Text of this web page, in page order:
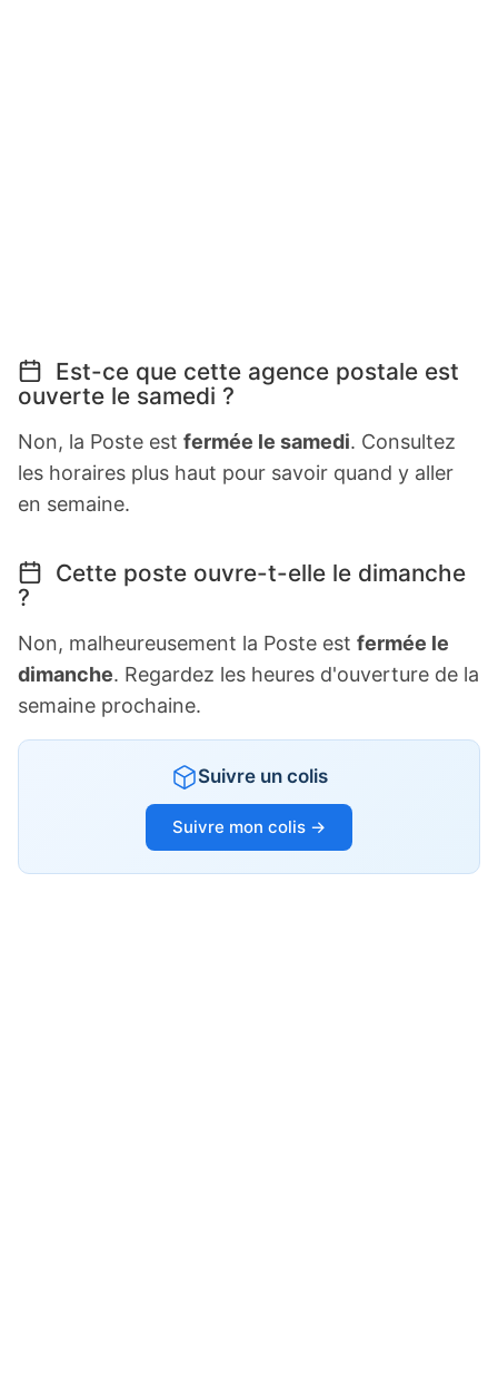
Est-ce que cette agence postale est
ouverte le samedi ?
Non, la Poste est fermée le samedi. Consultez
les horaires plus haut pour savoir quand y aller
en semaine.
Cette poste ouvre-t-elle le dimanche
?
Non, malheureusement la Poste est fermée le
dimanche. Regardez les heures d'ouverture de la
semaine prochaine.
Suivre un colis
Suivre mon colis →